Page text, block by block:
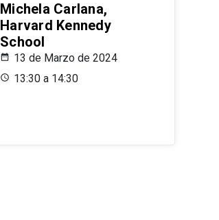
Michela Carlana,
Harvard Kennedy
School
13 de Marzo de 2024
13:30 a 14:30